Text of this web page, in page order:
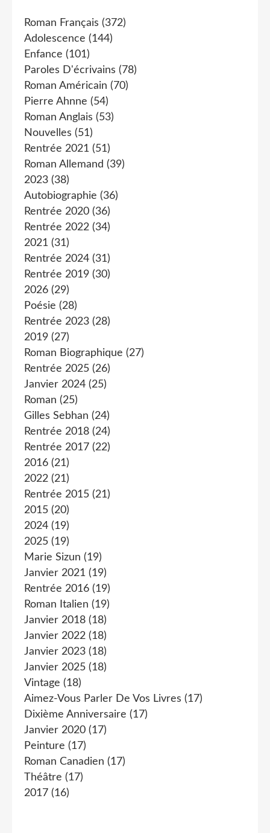
Roman Français (372)
Adolescence (144)
Enfance (101)
Paroles D'écrivains (78)
Roman Américain (70)
Pierre Ahnne (54)
Roman Anglais (53)
Nouvelles (51)
Rentrée 2021 (51)
Roman Allemand (39)
2023 (38)
Autobiographie (36)
Rentrée 2020 (36)
Rentrée 2022 (34)
2021 (31)
Rentrée 2024 (31)
Rentrée 2019 (30)
2026 (29)
Poésie (28)
Rentrée 2023 (28)
2019 (27)
Roman Biographique (27)
Rentrée 2025 (26)
Janvier 2024 (25)
Roman (25)
Gilles Sebhan (24)
Rentrée 2018 (24)
Rentrée 2017 (22)
2016 (21)
2022 (21)
Rentrée 2015 (21)
2015 (20)
2024 (19)
2025 (19)
Marie Sizun (19)
Janvier 2021 (19)
Rentrée 2016 (19)
Roman Italien (19)
Janvier 2018 (18)
Janvier 2022 (18)
Janvier 2023 (18)
Janvier 2025 (18)
Vintage (18)
Aimez-Vous Parler De Vos Livres (17)
Dixième Anniversaire (17)
Janvier 2020 (17)
Peinture (17)
Roman Canadien (17)
Théâtre (17)
2017 (16)